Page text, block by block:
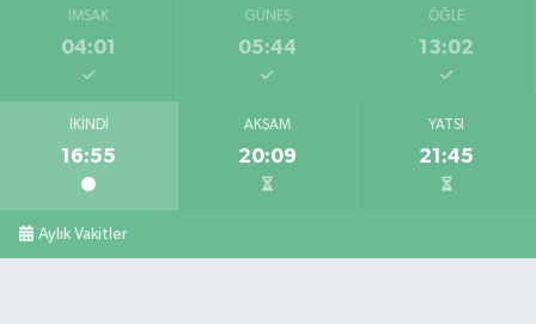
İMSAK
04:01
GÜNEŞ
05:44
ÖĞLE
13:02
İKINDI
16:55
AKŞAM
20:09
YATSI
21:45
Aylık Vakitler